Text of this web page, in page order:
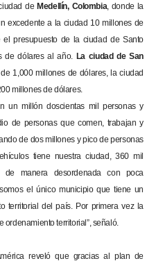
de Medellín, Colombia , donde la
excedente a la ciudad 10 millones de
el presupuesto de la ciudad de Santo
de dólares al año. La ciudad de San
1,000 millones de dólares, la ciudad
millones de dólares.
un millón doscientas mil personas y
de personas que comen, trabajan y
de dos millones y pico de personas
tiene nuestra ciudad, 360 mil
manera desordenada con poca
el único municipio que tiene un
territorial del país. Por primera vez la
territorial”, señaló.
reveló que gracias al plan de